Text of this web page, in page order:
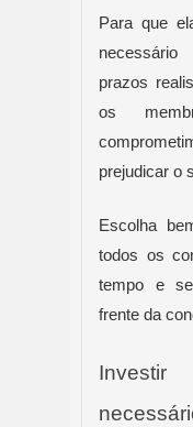
Para que
prazos
os
prejudicar o
Escolha
todos os
tempo e
frente da